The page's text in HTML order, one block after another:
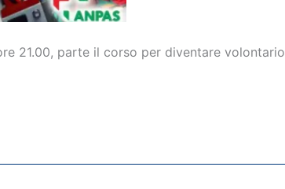
21.00, parte il corso per diventare volontario